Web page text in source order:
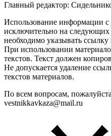
Главный редактор:
Использование информации с
исключительно на следующих
необходимо указывать
При использовании
текстов. Текст должен
Не допускается удаление
текстов материалов.
По всем вопросам,
vestnikkavkaza@mail.ru